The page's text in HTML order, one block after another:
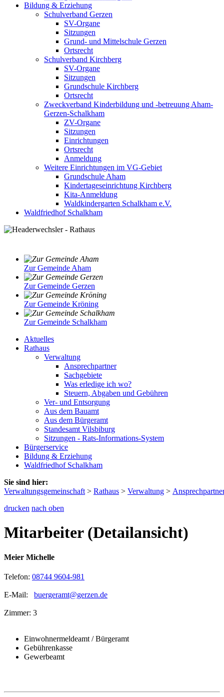
Bildung & Erziehung
Schulverband Gerzen
SV-Organe
Sitzungen
Grund- und Mittelschule Gerzen
Ortsrecht
Schulverband Kirchberg
SV-Organe
Sitzungen
Grundschule Kirchberg
Ortsrecht
Zweckverband Kinderbildung und -betreuung Aham-
Gerzen-Schalkham
ZV-Organe
Sitzungen
Einrichtungen
Ortsrecht
Anmeldung
Weitere Einrichtungen im VG-Gebiet
Grundschule Aham
Kindertageseinrichtung Kirchberg
Kita-Anmeldung
Waldkindergarten Schalkham e.V.
Waldfriedhof Schalkham
Zur Gemeinde Aham
Zur Gemeinde Gerzen
Zur Gemeinde Kröning
Zur Gemeinde Schalkham
Aktuelles
Rathaus
Verwaltung
Ansprechpartner
Sachgebiete
Was erledige ich wo?
Steuern, Abgaben und Gebühren
Ver- und Entsorgung
Aus dem Bauamt
Aus dem Bürgeramt
Standesamt Vilsbiburg
Sitzungen - Rats-Informations-System
Bürgerservice
Bildung & Erziehung
Waldfriedhof Schalkham
Sie sind hier:
Verwaltungsgemeinschaft > Rathaus > Verwaltung >
drucken nach oben
Mitarbeiter (Detailansicht)
Meier Michelle
Telefon: 08744 9604-981
E-Mail: buergeramt@gerzen.de
Zimmer: 3
Einwohnermeldeamt / Bürgeramt
Gebührenkasse
Gewerbeamt